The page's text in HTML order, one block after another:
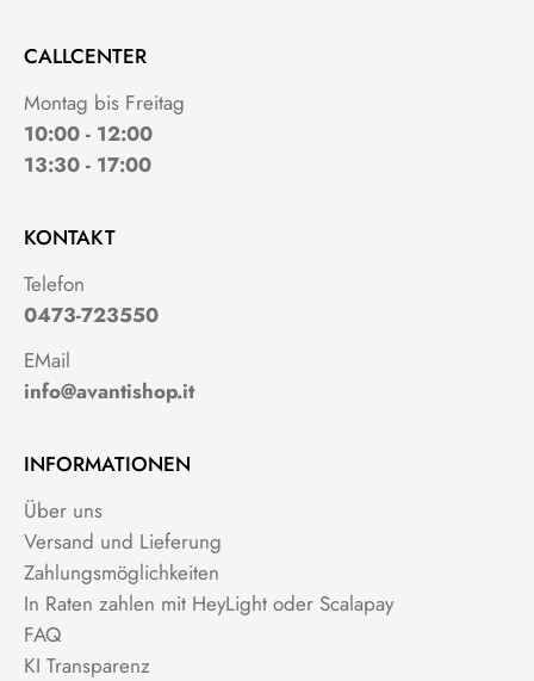
CALLCENTER
Montag bis Freitag
10:00 - 12:00
13:30 - 17:00
KONTAKT
Telefon
0473-723550
EMail
info@avantishop.it
INFORMATIONEN
Über uns
Versand und Lieferung
Zahlungsmöglichkeiten
In Raten zahlen mit HeyLight oder Scalapay
FAQ
KI Transparenz